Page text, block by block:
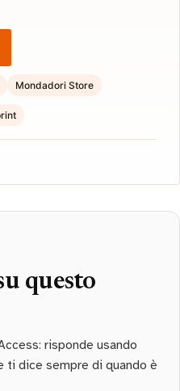
Mondadori Store
questo
risponde usando
dice sempre di quando è